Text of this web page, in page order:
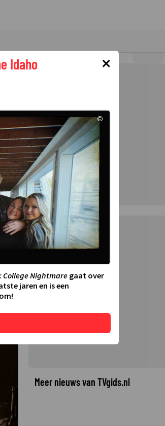
©
Meer nieuws van TVgids.nl
×
Idaho
©
College Nightmaregaat over
jaren en is een